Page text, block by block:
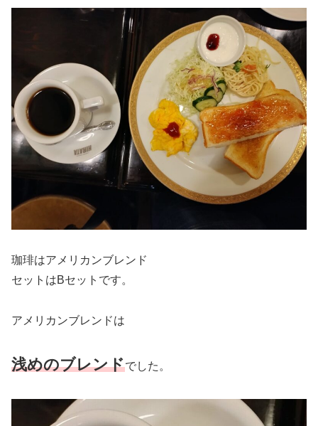
珈琲はアメリカンブレンド
セットはBセットです。
アメリカンブレンドは
浅めのブレンドでした。